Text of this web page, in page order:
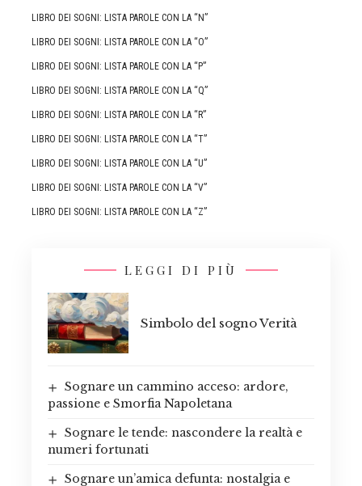
LIBRO DEI SOGNI: LISTA PAROLE CON LA “N”
LIBRO DEI SOGNI: LISTA PAROLE CON LA “O”
LIBRO DEI SOGNI: LISTA PAROLE CON LA “P”
LIBRO DEI SOGNI: LISTA PAROLE CON LA “Q”
LIBRO DEI SOGNI: LISTA PAROLE CON LA “R”
LIBRO DEI SOGNI: LISTA PAROLE CON LA “T”
LIBRO DEI SOGNI: LISTA PAROLE CON LA “U”
LIBRO DEI SOGNI: LISTA PAROLE CON LA “V”
LIBRO DEI SOGNI: LISTA PAROLE CON LA “Z”
LEGGI DI PIÙ
Simbolo del sogno Verità
Sognare un cammino acceso: ardore,
passione e Smorfia Napoletana
Sognare le tende: nascondere la realtà e
numeri fortunati
Sognare un’amica defunta: nostalgia e